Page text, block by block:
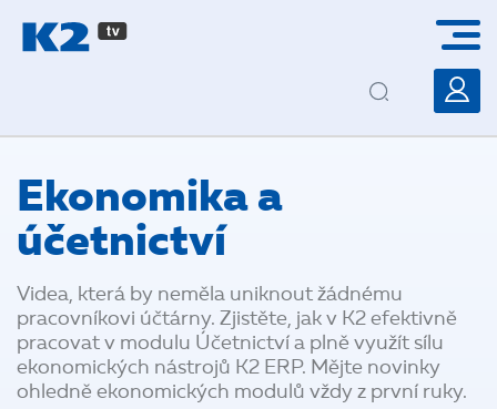
Ekonomika a
účetnictví
Videa, která by neměla uniknout žádnému
pracovníkovi účtárny. Zjistěte, jak v K2 efektivně
pracovat v modulu Účetnictví a plně využít sílu
ekonomických nástrojů K2 ERP. Mějte novinky
ohledně ekonomických modulů vždy z první ruky.